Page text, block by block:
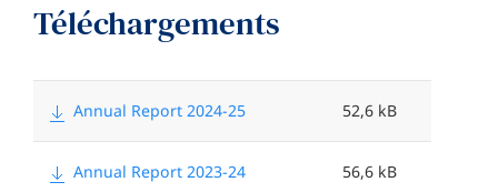
Téléchargements
N
m
F
l
Annual Report 2024-25 52,6 kB
Annual Report 2023-24 56,6 kB